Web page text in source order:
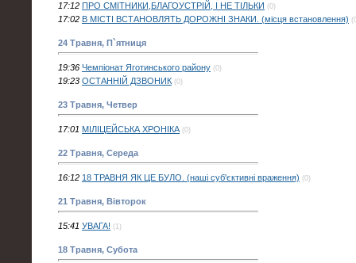
17:12 ПРО СМІТНИКИ,БЛАГОУСТРІЙ, І НЕ ТІЛЬКИ (0)
17:02 В МІСТІ ВСТАНОВЛЯТЬ ДОРОЖНІ ЗНАКИ. (місця встановлення)
24 Травня, П`ятниця
19:36 Чемпіонат Яготинського району (0)
19:23 ОСТАННІЙ ДЗВОНИК (0)
23 Травня, Четвер
17:01 МІЛІЦЕЙСЬКА ХРОНІКА (0)
22 Травня, Середа
16:12 18 ТРАВНЯ ЯК ЦЕ БУЛО. (наші суб'єктивні враження) (0)
21 Травня, Вівторок
15:41 УВАГА! (1)
18 Травня, Субота